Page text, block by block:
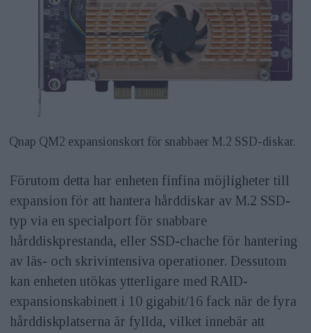
Qnap QM2 expansionskort för snabbaer M.2 SSD-diskar.
Förutom detta har enheten finfina möjligheter till
expansion för att hantera hårddiskar av M.2 SSD-
typ via en specialport för snabbare
hårddiskprestanda, eller SSD-chache för hantering
av läs- och skrivintensiva operationer. Dessutom
kan enheten utökas ytterligare med RAID-
expansionskabinett i 10 gigabit/16 fack när de fyra
hårddiskplatserna är fyllda, vilket innebär att